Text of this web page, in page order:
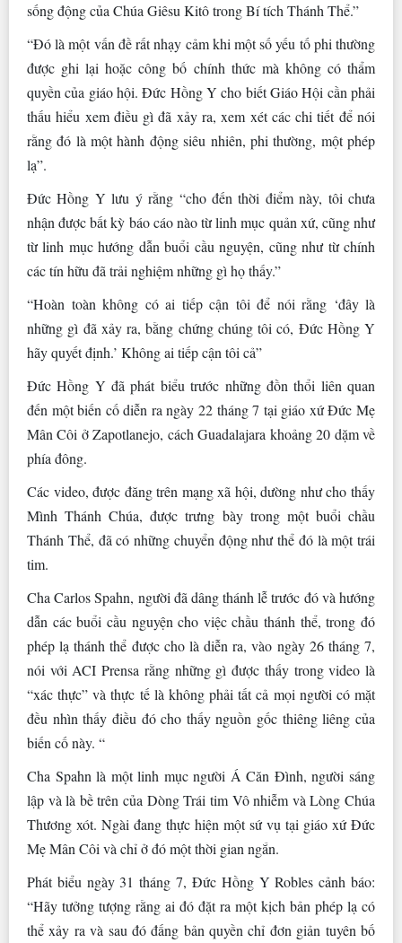
sống động của Chúa Giêsu Kitô trong Bí tích Thánh Thể.”
“Đó là một vấn đề rất nhạy cảm khi một số yếu tố phi thường
được ghi lại hoặc công bố chính thức mà không có thẩm
quyền của giáo hội. Đức Hồng Y cho biết Giáo Hội cần phải
thấu hiểu xem điều gì đã xảy ra, xem xét các chi tiết để nói
rằng đó là một hành động siêu nhiên, phi thường, một phép
lạ”.
Đức Hồng Y lưu ý rằng “cho đến thời điểm này, tôi chưa
nhận được bất kỳ báo cáo nào từ linh mục quản xứ, cũng như
từ linh mục hướng dẫn buổi cầu nguyện, cũng như từ chính
các tín hữu đã trải nghiệm những gì họ thấy.”
“Hoàn toàn không có ai tiếp cận tôi để nói rằng ‘đây là
những gì đã xảy ra, bằng chứng chúng tôi có, Đức Hồng Y
hãy quyết định.’ Không ai tiếp cận tôi cả”
Đức Hồng Y đã phát biểu trước những đồn thổi liên quan
đến một biến cố diễn ra ngày 22 tháng 7 tại giáo xứ Đức Mẹ
Mân Côi ở Zapotlanejo, cách Guadalajara khoảng 20 dặm về
phía đông.
Các video, được đăng trên mạng xã hội, dường như cho thấy
Mình Thánh Chúa, được trưng bày trong một buổi chầu
Thánh Thể, đã có những chuyển động như thể đó là một trái
tim.
Cha Carlos Spahn, người đã dâng thánh lễ trước đó và hướng
dẫn các buổi cầu nguyện cho việc chầu thánh thể, trong đó
phép lạ thánh thể được cho là diễn ra, vào ngày 26 tháng 7,
nói với ACI Prensa rằng những gì được thấy trong video là
“xác thực” và thực tế là không phải tất cả mọi người có mặt
đều nhìn thấy điều đó cho thấy nguồn gốc thiêng liêng của
biến cố này. “
Cha Spahn là một linh mục người Á Căn Đình, người sáng
lập và là bề trên của Dòng Trái tim Vô nhiễm và Lòng Chúa
Thương xót. Ngài đang thực hiện một sứ vụ tại giáo xứ Đức
Mẹ Mân Côi và chỉ ở đó một thời gian ngắn.
Phát biểu ngày 31 tháng 7, Đức Hồng Y Robles cảnh báo:
“Hãy tưởng tượng rằng ai đó đặt ra một kịch bản phép lạ có
thể xảy ra và sau đó đấng bản quyền chỉ đơn giản tuyên bố